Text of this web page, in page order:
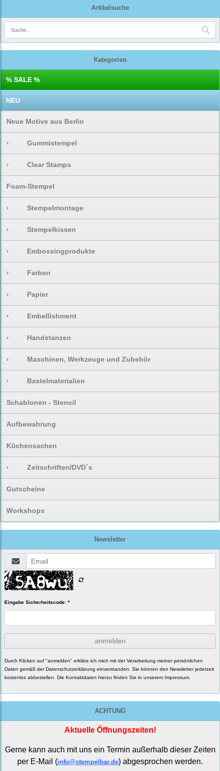
Artikelsuche
Kategorien
% SALE %
NEU
Neue Motive aus Berlin
› Gummistempel
› Clear Stamps
Foam-Stempel
› Stempelmontage
› Stempelkissen
› Embossingprodukte
› Farben
› Papier
› Embellishment
› Handstanzen
› Maschinen, Werkzeuge und Zubehör
› Bastelmaterialien
Schablonen - Stencil
Aufbewahrung
Küchensachen
› Zeitschriften/DVD`s
Gutscheine
Workshops
Newsletter
Eingabe Sicherheitscode: *
anmelden
Durch Klicken auf "anmelden" erkläre ich mich mit der Verarbeitung meiner persönlichen
Daten gemäß der Datenschutzerklärung einverstanden. Sie können den Newsletter jederzeit
kostenlos abbestellen. Die Kontaktdaten hierzu finden Sie in unserem Impressum.
ACHTUNG
Aktuelle Öffnungszeiten!
Gerne kann auch mit uns ein Termin außerhalb dieser Zeiten
per E-Mail (info@stempelbar.de) abgesprochen werden.